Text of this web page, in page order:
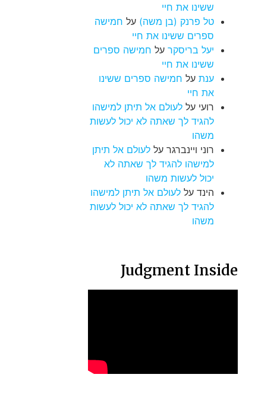
ששינו את חיי
טל פרנק (בן משה) על חמישה
ספרים ששינו את חיי
יעל בריסקר על חמישה ספרים
ששינו את חיי
ענת על חמישה ספרים ששינו
את חיי
רועי עללעולם אל תיתן למישהו
להגיד לך שאתה לא יכול לעשות
משהו
רוני ויינברגר עללעולם אל תיתן
למישהו להגיד לך שאתה לא
יכול לעשות משהו
הינד עללעולם אל תיתן למישהו
להגיד לך שאתה לא יכול לעשות
משהו
Judgment Inside